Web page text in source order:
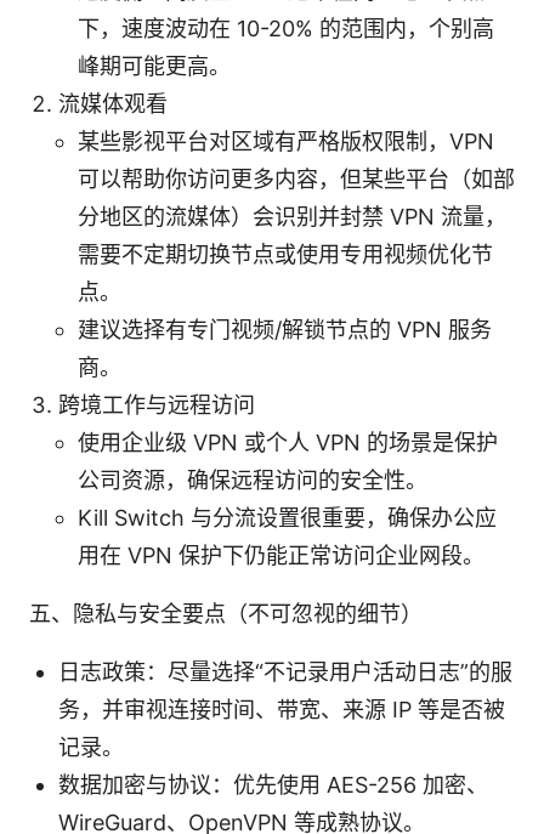
下，速度波动在 10-20% 的范围内，个别高
峰期可能更高。
流媒体观看
某些影视平台对区域有严格版权限制，VPN
可以帮助你访问更多内容，但某些平台（如部
分地区的流媒体）会识别并封禁 VPN 流量，
需要不定期切换节点或使用专用视频优化节
点。
建议选择有专门视频/解锁节点的 VPN 服务
商。
跨境工作与远程访问
使用企业级 VPN 或个人 VPN 的场景是保护
公司资源，确保远程访问的安全性。
Kill Switch 与分流设置很重要，确保办公应
用在 VPN 保护下仍能正常访问企业网段。
五、隐私与安全要点（不可忽视的细节）
日志政策：尽量选择“不记录用户活动日志”的服
务，并审视连接时间、带宽、来源 IP 等是否被
记录。
数据加密与协议：优先使用 AES-256 加密、
WireGuard、OpenVPN 等成熟协议。